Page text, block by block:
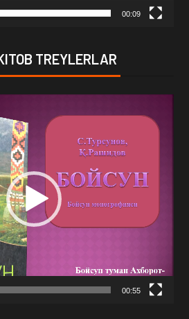
00:09
TREYLERLAR
00:55